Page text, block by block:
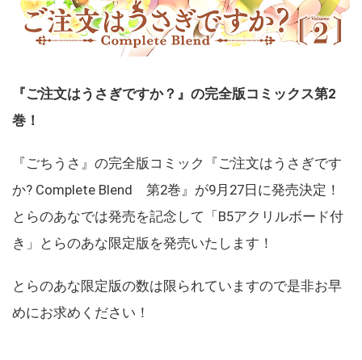
『ご注文はうさぎですか？』の完全版コミックス第2
巻！
『ごちうさ』の完全版コミック『ご注文はうさぎです
か? Complete Blend 第2巻』が9月27日に発売決定！
とらのあなでは発売を記念して「B5アクリルボード付
き」とらのあな限定版を発売いたします！
とらのあな限定版の数は限られていますので是非お早
めにお求めください！